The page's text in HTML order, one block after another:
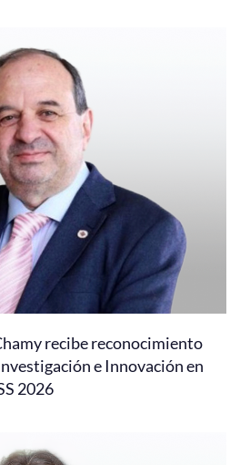
recibe reconocimiento
e Innovación en
2026